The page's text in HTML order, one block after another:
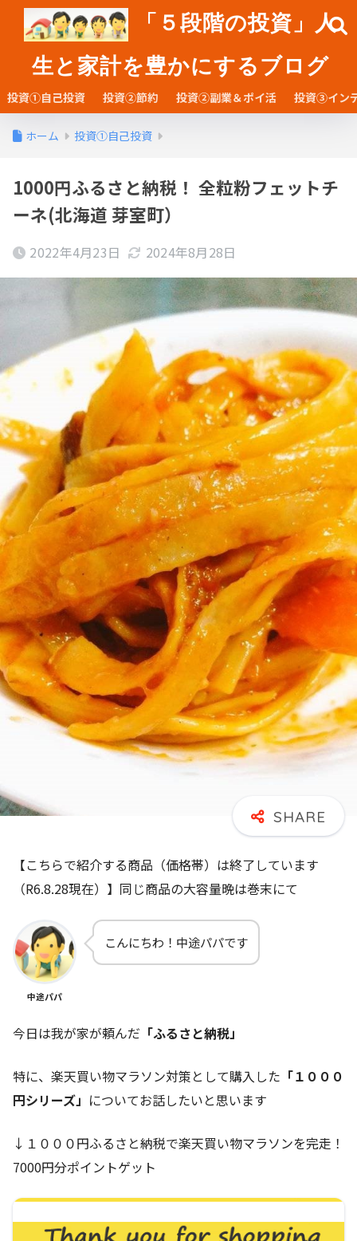
「５段階の投資」人
生と家計を豊かにするブログ
投資①自己投資 投資②節約 投資②副業＆ポイ活 投資③イン
ホーム 投資①自己投資
1000円ふるさと納税！ 全粒粉フェットチ
ーネ(北海道 芽室町）
2022年4月23日 2024年8月28日
【こちらで紹介する商品（価格帯）は終了しています
（R6.8.28現在）】同じ商品の大容量晩は巻末にて
中途パパ
こんにちわ！中途パパです
今日は我が家が頼んだ 「ふるさと納税」
特に、楽天買い物マラソン対策として購入した 「１０００
円シリーズ」 についてお話したいと思います
↓１０００円ふるさと納税で楽天買い物マラソンを完走！
7000円分ポイントゲット